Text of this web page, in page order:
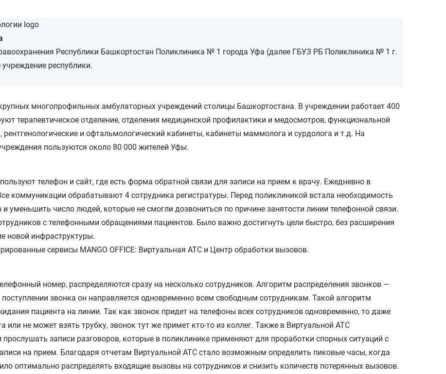
Республики Башкортостан Поликлиника № 1 города Уфа (далее ГБУЗ РБ Поликлиника № 1 г.
республики.
многопрофильных амбулаторных учреждений столицы Башкортостана. В учреждении работает 400
терапевтическое отделение, отделения медицинской профилактики и медосмотров, функциональной
и офтальмологический кабинеты, кабинеты маммолога и сурдолога и т.д. На
пользуются около 80 000 жителей Уфы.
телефон и сайт, где есть форма обратной связи для записи на прием к врачу. Ежедневно в
коммуникации обрабатывают 4 сотрудника регистратуры. Перед поликлиникой встала необходимость
уменьшить число людей, которые не смогли дозвониться по причине занятости линии телефонной связи.
с телефонными обращениями пациентов. Было важно достигнуть цели быстро, без расширения
новой инфраструктуры.
сервисы MANGO OFFICE: Виртуальная АТС и Центр обработки вызовов.
номер, распределяются сразу на несколько сотрудников. Алгоритм распределения звонков —
звонка он направляется одновременно всем свободным сотрудникам. Такой алгоритм
пациента на линии. Так как звонок придет на телефоны всех сотрудников одновременно, то даже
или не может взять трубку, звонок тут же примет кто-то из коллег. Также в Виртуальной АТС
прослушать записи разговоров, которые в поликлинике применяют для проработки спорных ситуаций с
на прием. Благодаря отчетам Виртуальной АТС стало возможным определить пиковые часы, когда
оптимально распределять входящие вызовы на сотрудников и снизить количеств потерянных вызовов.